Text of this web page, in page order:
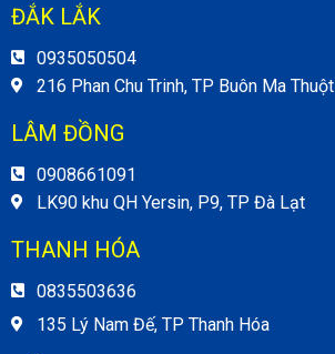
ĐẮK LẮK
0935050504
216 Phan Chu Trinh, TP Buôn Ma Thuột
LÂM ĐỒNG
0908661091
LK90 khu QH Yersin, P9, TP Đà Lạt
THANH HÓA
0835503636
135 Lý Nam Đế, TP Thanh Hóa